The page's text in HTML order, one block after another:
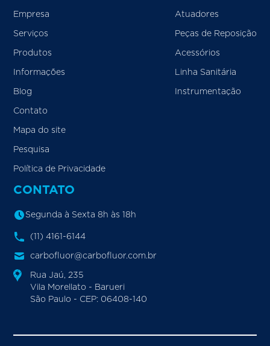
Empresa
Serviços
Produtos
Informações
Blog
Contato
Mapa do site
Pesquisa
Política de Privacidade
Atuadores
Peças de Reposição
Acessórios
Linha Sanitária
Instrumentação
CONTATO
Segunda à Sexta 8h às 18h
(11) 4161-6144
carbofluor@carbofluor.com.br
Rua Jaú, 235
Vila Morellato - Barueri
São Paulo - CEP: 06408-140